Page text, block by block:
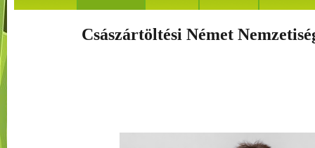
Császártöltési Német